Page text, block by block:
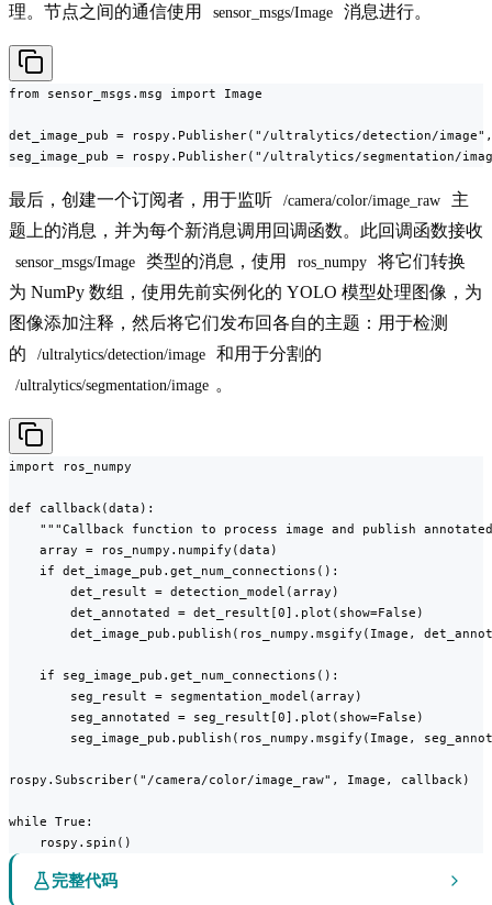
理。节点之间的通信使用
sensor_msgs/Image 消息进行。
from sensor_msgs.msg import Image
det_image_pub = rospy.Publisher("/ultralytics/detection/image",
seg_image_pub = rospy.Publisher("/ultralytics/segmentation/
最后，创建一个订阅者，用于监听 /camera/color/image_raw
主
题上的消息，并为每个新消息调用回调函数。此回调函数接收
sensor_msgs/Image 类型的消息，使用 ros_numpy
将它们转换
为 NumPy 数组，使用先前实例化的 YOLO 模型处理图像，为
图像添加注释，然后将它们发布回各自的主题：用于检测
的
/ultralytics/detection/image 和用于分割的
/ultralytics/segmentation/image 。
import ros_numpy
def callback(data):
"""Callback function to process image and publish
    array = ros_numpy.numpify(data)
    if det_image_pub.get_num_connections():
        det_result = detection_model(array)
        det_annotated = det_result[0].plot(show=False)
det_image_pub.publish(ros_numpy.msgify(Image,
    if seg_image_pub.get_num_connections():
        seg_result = segmentation_model(array)
        seg_annotated = seg_result[0].plot(show=False)
seg_image_pub.publish(ros_numpy.msgify(Image,
rospy.Subscriber("/camera/color/image_raw", Image, callback)
while True:
    rospy.spin()
完整代码